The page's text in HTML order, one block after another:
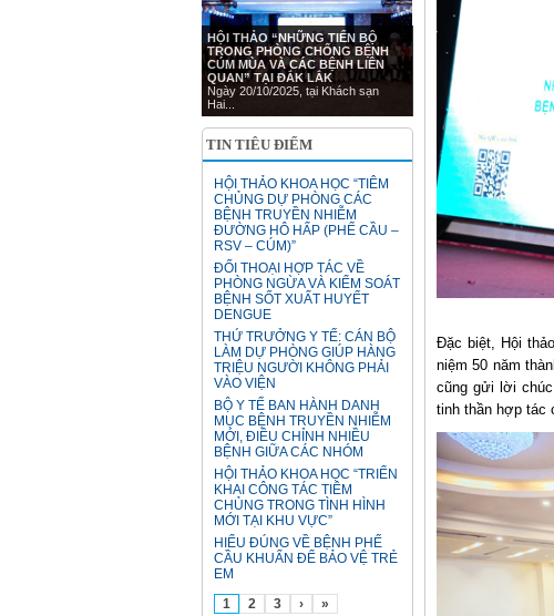
HỘI THẢO “NHỮNG TIẾN BỘ
TRONG PHÒNG CHỐNG BỆNH
CÚM MÙA VÀ CÁC BỆNH LIÊN
QUAN” TẠI ĐẮK LẮK
Ngày 20/10/2025, tại Khách sạn
Hai...
TIN TIÊU ĐIỂM
HỘI THẢO KHOA HỌC “TIÊM
CHỦNG DỰ PHÒNG CÁC
BỆNH TRUYỀN NHIỄM
ĐƯỜNG HÔ HẤP (PHẾ CẦU –
RSV – CÚM)”
ĐỐI THOẠI HỢP TÁC VỀ
PHÒNG NGỪA VÀ KIỂM SOÁT
BỆNH SỐT XUẤT HUYẾT
DENGUE
THỨ TRƯỞNG Y TẾ: CÁN BỘ
LÀM DỰ PHÒNG GIÚP HÀNG
TRIỆU NGƯỜI KHÔNG PHẢI
VÀO VIỆN
BỘ Y TẾ BAN HÀNH DANH
MỤC BỆNH TRUYỀN NHIỄM
MỚI, ĐIỀU CHỈNH NHIỀU
BỆNH GIỮA CÁC NHÓM
HỘI THẢO KHOA HỌC “TRIỂN
KHAI CÔNG TÁC TIÊM
CHỦNG TRONG TÌNH HÌNH
MỚI TẠI KHU VỰC”
HIỂU ĐÚNG VỀ BỆNH PHẾ
CẦU KHUẨN ĐỂ BẢO VỆ TRẺ
EM
1
2 3 › »
Đặc biệt, Hội
niệm 50 năm
cũng gửi lời
tinh thần hợp tác